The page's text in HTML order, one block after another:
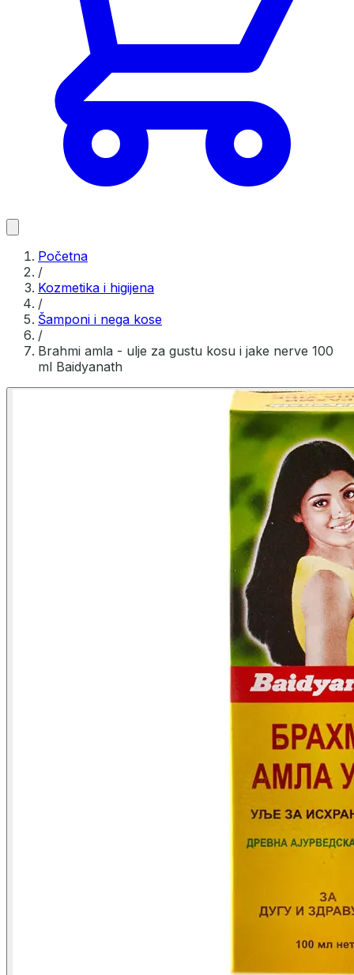
Početna
/
Kozmetika i higijena
/
Šamponi i nega kose
/
Brahmi amla - ulje za gustu kosu i jake nerve 100
ml Baidyanath